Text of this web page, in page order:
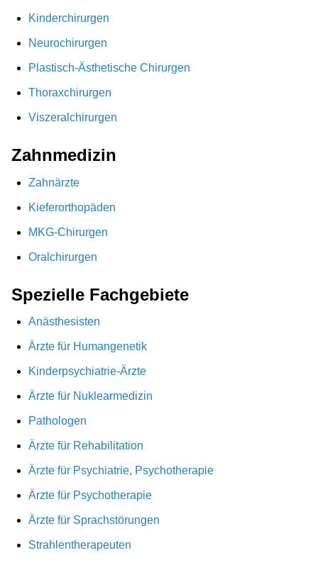
Kinderchirurgen
Neurochirurgen
Plastisch-Ästhetische Chirurgen
Thoraxchirurgen
Viszeralchirurgen
Zahnmedizin
Zahnärzte
Kieferorthopäden
MKG-Chirurgen
Oralchirurgen
Spezielle Fachgebiete
Anästhesisten
Ärzte für Humangenetik
Kinderpsychiatrie-Ärzte
Ärzte für Nuklearmedizin
Pathologen
Ärzte für Rehabilitation
Ärzte für Psychiatrie, Psychotherapie
Ärzte für Psychotherapie
Ärzte für Sprachstörungen
Strahlentherapeuten